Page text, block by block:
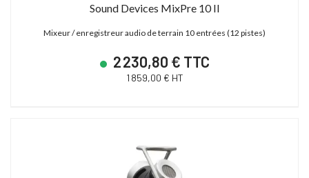
Sound Devices MixPre 10 II
Mixeur / enregistreur audio de terrain 10 entrées (12 pistes)
2 230,80 € TTC
1 859,00 € HT